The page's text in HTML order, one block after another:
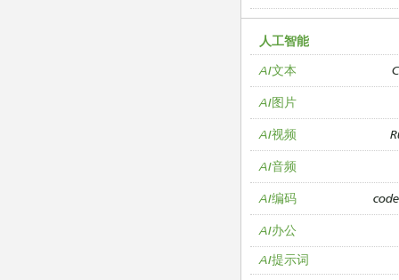
人工智能
AI文本
AI图片
AI视频
AI音频
AI编码
AI办公
AI提示词